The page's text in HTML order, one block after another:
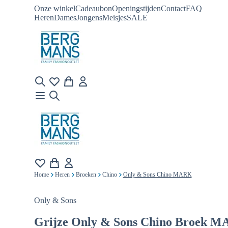
Onze winkelCadeaubonOpeningstijdenContactFAQ
HerenDamesJongensMeisjesSALE
Home Heren Broeken Chino Only & Sons Chino MARK
Only & Sons
Grijze Only & Sons Chino Broek